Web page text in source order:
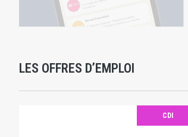
LES OFFRES D’EMPLOI
CDI